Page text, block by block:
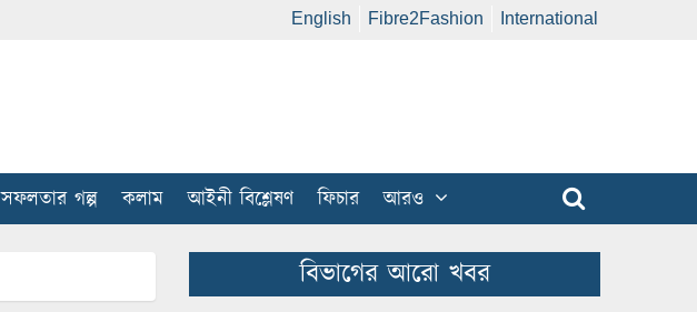
English Fibre2Fashion International
সফলতার গল্প কলাম আইনী বিশ্লেষণ ফিচার আরও
বিভাগের আরো খবর